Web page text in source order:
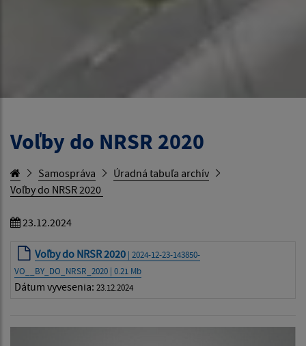
Voľby do NRSR 2020
Samospráva
Úradná tabuľa archív
Voľby do NRSR 2020
23.12.2024
Voľby do NRSR 2020 | 2024-12-23-143850-
VO__BY_DO_NRSR_2020 | 0.21 Mb
Dátum vyvesenia: 23.12.2024